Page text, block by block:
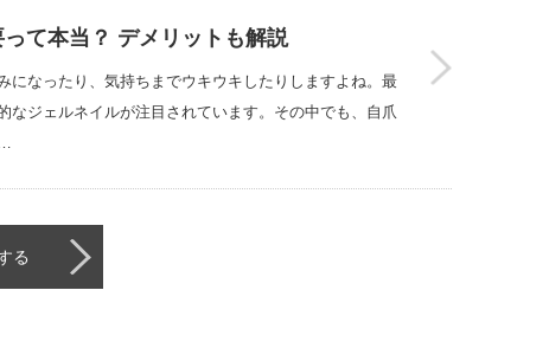
て本当？ デメリットも解説
になったり、気持ちまでウキウキしたりしますよね。最
なジェルネイルが注目されています。その中でも、自爪
る